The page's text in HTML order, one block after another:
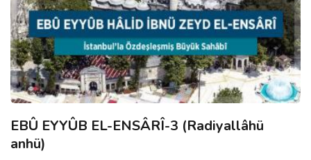
EBÛ EYYÛB EL-ENSÂRÎ-3 (Radiyallâhü
anhü)